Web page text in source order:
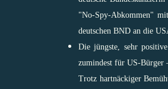
"No-Spy-Abkommen"
deutschen BND an die
Die jüngste, sehr
zumindest für US-Bürger
Trotz hartnäckiger